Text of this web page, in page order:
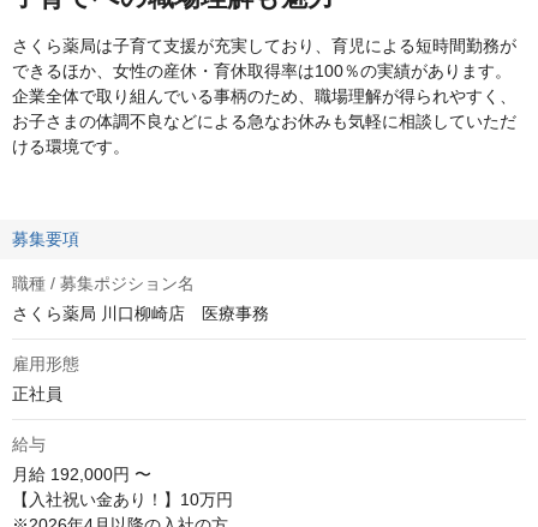
さくら薬局は子育て支援が充実しており、育児による短時間勤務が
できるほか、女性の産休・育休取得率は100％の実績があります。
企業全体で取り組んでいる事柄のため、職場理解が得られやすく、
お子さまの体調不良などによる急なお休みも気軽に相談していただ
ける環境です。
募集要項
職種 / 募集ポジション名
さくら薬局 川口柳崎店 医療事務
雇用形態
正社員
給与
月給 192,000円 〜
【入社祝い金あり！】10万円